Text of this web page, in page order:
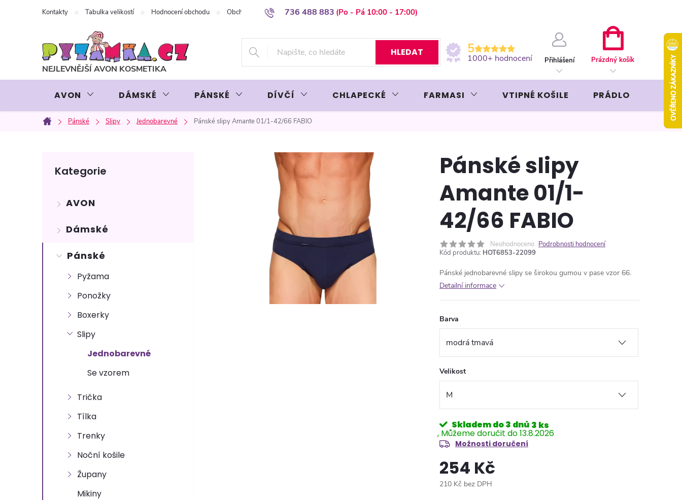
736 488 883
Kontakty Tabulka velikostí Hodnocení obchodu Obchodní podmínky Podmínky ochrany osobních údajů
HLEDAT 5
1000+ hodnocení Přihlášení
KOŠÍK
Prázdný košík
AVON DÁMSKÉ PÁNSKÉ DÍVČÍ CHLAPECKÉ FARMASI VTIPNÉ KOŠILE PRÁDLO
Domů
Pánské Slipy Jednobarevné Pánské slipy Amante 01/1-42/66 FABIO
t
kategorie
Kategorie
AVON
Dámské
Pánské
Pyžama
Ponožky
Boxerky
Slipy
Jednobarevné
Se vzorem
Trička
Tílka
Trenky
Noční košile
Župany
Mikiny
Pánské slipy
Amante 01/1-
42/66 FABIO
Neohodnoceno Podrobnosti hodnocení
Kód produktu: HOT6853-22099
Pánské jednobarevné slipy se širokou gumou v pase vzor 66.
Detailní informace
Barva
Velikost
Skladem do 3 dnů 3 ks
13.8.2026
Možnosti doručení
254 Kč
210 Kč bez DPH